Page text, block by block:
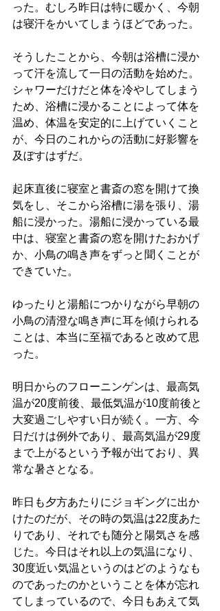
った。むしろ昨日は特に暖かく、今朝
は寝汗をかいてしまうほどであった。
そうしたことから、今朝は浴槽に浸か
って汗を流して一日の活動を始めた。
シャワーだけだと体を冷やしてしまう
ため、浴槽に浸かることによって体を
温め、体温を安定的に上げていくこと
が、今日のこれからの活動に好影響を
及ぼすはずだ。
起床直後に寝室と書斎の窓を開けて換
気をし、そこから浴槽に湯を張り、湯
船に浸かった。湯船に浸かっている最
中は、寝室と書斎の窓を開けたおかげ
か、小鳥の鳴き声をずっと聞くことが
できていた。
ゆったりと湯船につかりながら早朝の
小鳥の清澄な鳴き声に耳を傾けられる
ことは、本当に至福であると改めて思
った。
明日からのフローニンゲンは、最高気
温が20度前後、最低気温が10度前後と
大変過ごしやすい日が続く。一方、今
日だけは例外であり、最高気温が29度
まで上がるという予報が出ており、異
常な暑さとなる。
昨日も夕方あたりにジョギングに出か
けたのだが、その時の気温は22度あた
りであり、それでも随分と陽気さを感
じた。今日はそれ以上の気温になり、
30度近い気温というのはどのようなも
のであったのかということを体が忘れ
てしまっているので、今日もあえて気